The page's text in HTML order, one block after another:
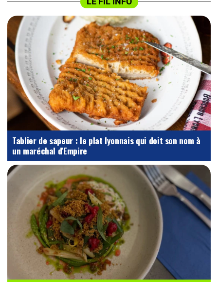
Tablier de sapeur : le plat lyonnais qui doit son nom à
un maréchal d'Empire